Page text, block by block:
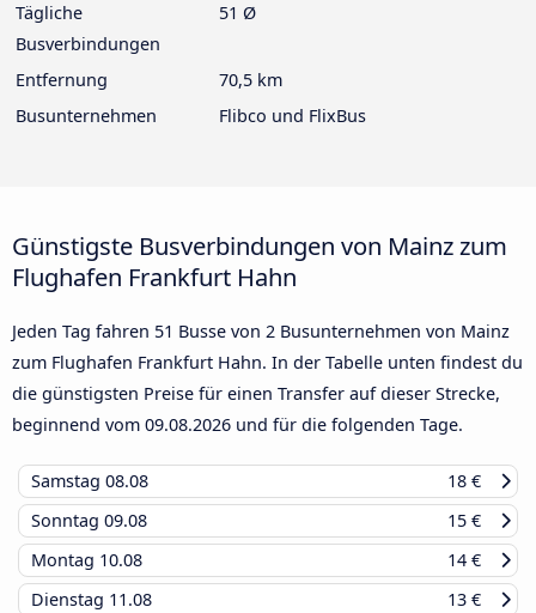
Tägliche
Busverbindungen
51 Ø
Entfernung
70,5 km
Busunternehmen
Flibco und FlixBus
Günstigste Busverbindungen von Mainz zum
Flughafen Frankfurt Hahn
Jeden Tag fahren 51 Busse von 2 Busunternehmen von Mainz
zum Flughafen Frankfurt Hahn. In der Tabelle unten findest du
die günstigsten Preise für einen Transfer auf dieser Strecke,
beginnend vom 09.08.2026 und für die folgenden Tage.
Samstag 08.08
18 €
Sonntag 09.08
15 €
Montag 10.08
14 €
Dienstag 11.08
13 €